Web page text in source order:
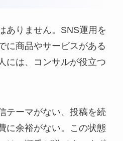
ありません。SNS運用を
に商品やサービスがある
には、コンサルが役立つ
テーマがない、投稿を続
に余裕がない。この状態